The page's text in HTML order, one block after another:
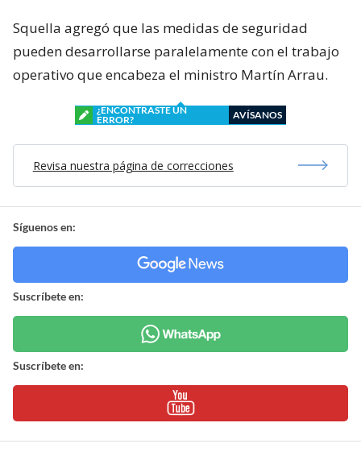
Squella agregó que las medidas de seguridad
pueden desarrollarse paralelamente con el trabajo
operativo que encabeza el ministro Martín Arrau.
¿ENCONTRASTE UN
ERROR?
AVÍSANOS
Revisa nuestra página de correcciones
Síguenos en:
Suscríbete en:
Suscríbete en: